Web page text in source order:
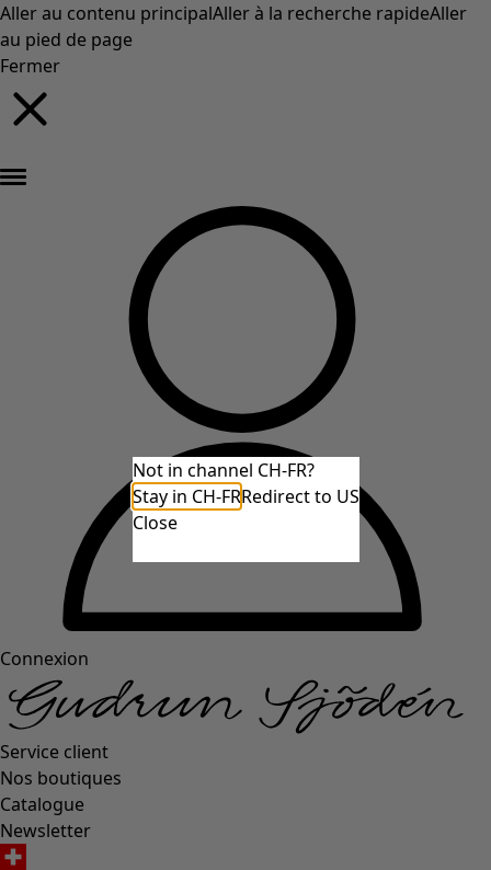
Aller au contenu principalAller à la recherche rapideAller
au pied de page
Fermer
Connexion
Service client
Nos boutiques
Catalogue
Newsletter
Not in channel CH-FR?
Stay in CH-FRRedirect to US
Close